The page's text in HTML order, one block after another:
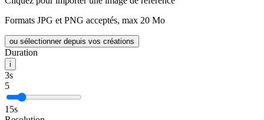
Formats JPG et PNG acceptés, max 20 Mo
ou sélectionner depuis vos créations
Duration
i
3s
5
15s